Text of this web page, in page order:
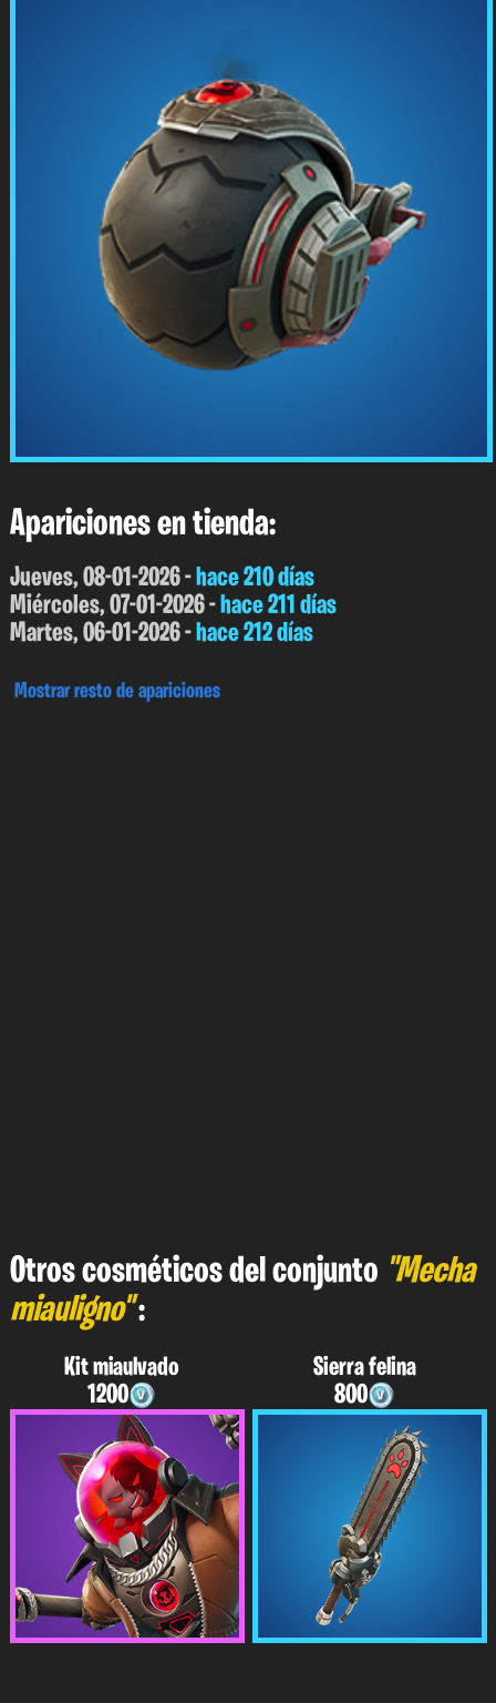
Apariciones en tienda:
Jueves, 08-01-2026 -hace 210 días
Miércoles, 07-01-2026 -hace 211 días
Martes, 06-01-2026 -hace 212 días
Mostrar resto de apariciones
Otros cosméticos del conjunto "Mecha
miauligno":
Kit miaulvado
1200
Sierra felina
800